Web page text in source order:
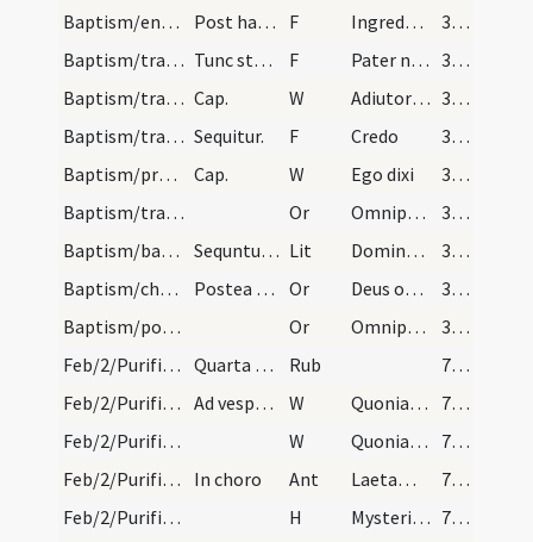
Baptism/entrance
Post haec inter ecclesiam dicendo. F Ingredere filii in domum Dei audi patrem tuum docentem te viam scientiae.
375 (170)
Baptism/tradition of Lord's Prayer
Tunc statim mittendus est infans in terra et sace… F Pater noster
375 (170)
Baptism/traditio symboli Cap. W Adiutorium nostrum
375 (170)
Baptism/traditio symboli Sequitur. F Credo
375 (170)
Baptism/preces
Cap. W Ego dixi
375 (170)
Baptism/traditio symboli
Or Omnipotens ... pervenire mereatur.
375 (170)
Baptism/baptismal font
Sequntur litaniae. Lit Domine miserere
375 (170)
Baptism/chrism
Postea accipe chrisma et pone iin celebro in modu… Or Deus omnipotens ... qui te regeneravit
375 (170)
Baptism/post baptism
Or Omnipotens ... qui regenerasti
375 (170)
Feb/2/Purificatio BMV/Candlemas
Quarta Nonas Februarias Purificatio sanctae Maria… Rub
711
Feb/2/Purificatio BMV/V1/Office Propers/1
Ad vesperas. Lucernarium. W Quoniam tu
711
Feb/2/Purificatio BMV/V1/Office Propers/2
W Quoniam in te
711
Feb/2/Purificatio BMV/V1/Office Propers/1
In choro Ant Laetamini caeli
711
Feb/2/Purificatio BMV/V1/Office Propers
H Mysterium
711